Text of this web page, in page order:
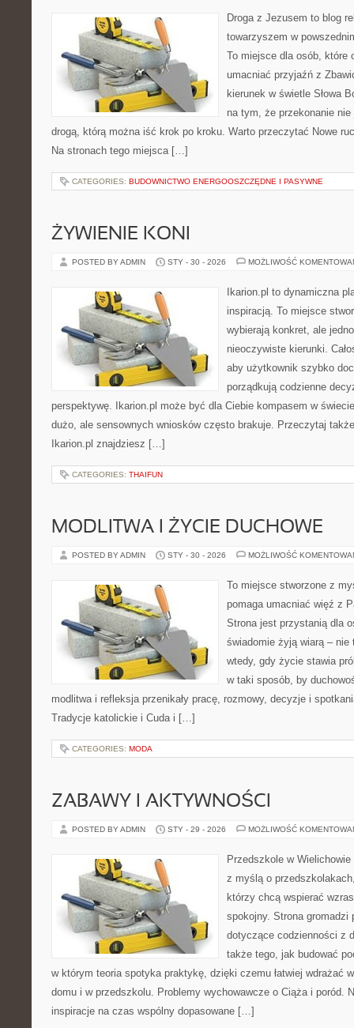
Droga z Jezusem to blog
towarzyszem w
To miejsce dla osób, które
umacniać przyjaźń z
kierunek w świetle Słowa
na tym, że przekonanie
drogą, którą można iść krok po kroku. Warto przeczytać Nowe
Na stronach tego miejsca […]
CATEGORIES: BUDOWNICTWO ENERGOOSZCZĘDNE I PASYWNE
ŻYWIENIE KONI
POSTED BY ADMIN STY - 30 - 2026 MOŻLIWOŚĆ
Ikarion.pl to dynamiczna
inspiracją. To miejsce
wybierają konkret, ale
nieoczywiste kierunki.
aby użytkownik szybko
porządkują codzienne
perspektywę. Ikarion.pl może być dla Ciebie kompasem w
dużo, ale sensownych wniosków często brakuje. Przeczytaj
Ikarion.pl znajdziesz […]
CATEGORIES: THAIFUN
MODLITWA I ŻYCIE DUCHOWE
POSTED BY ADMIN STY - 30 - 2026 MOŻLIWOŚĆ
To miejsce stworzone z
pomaga umacniać więź z
Strona jest przystanią dla
świadomie żyją wiarą –
wtedy, gdy życie stawia
w taki sposób, by
modlitwa i refleksja przenikały pracę, rozmowy, decyzje i
Tradycje katolickie i Cuda i […]
CATEGORIES: MODA
ZABAWY I AKTYWNOŚCI
POSTED BY ADMIN STY - 29 - 2026 MOŻLIWOŚĆ
Przedszkole w
z myślą o
którzy chcą wspierać
spokojny. Strona gromadzi
dotyczące codzienności z
także tego, jak budować
w którym teoria spotyka praktykę, dzięki czemu łatwiej wdrażać
domu i w przedszkolu. Problemy wychowawcze o Ciąża i poród.
inspiracje na czas wspólny dopasowane […]